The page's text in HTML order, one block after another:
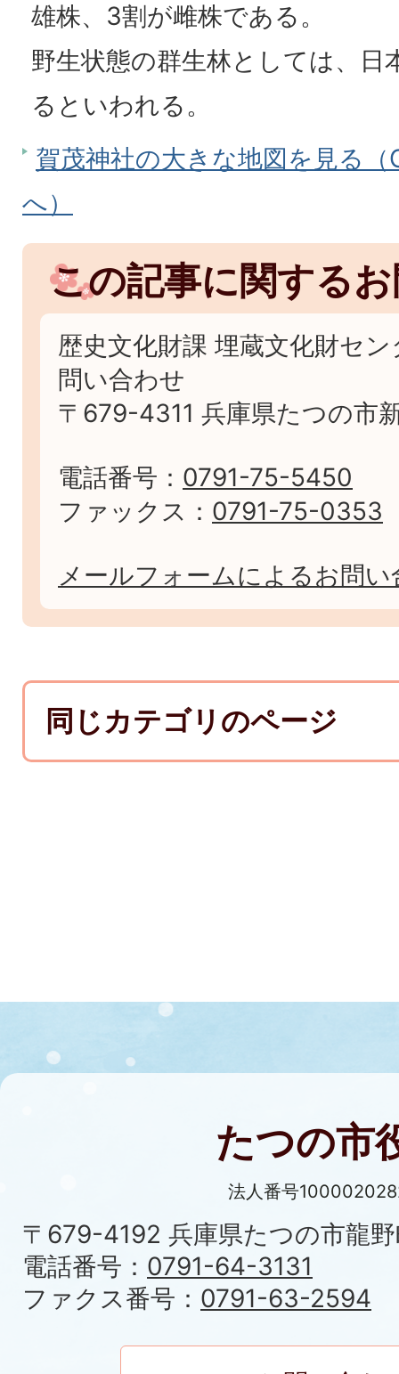
雄株、3割が雌株である。
野生状態の群生林としては、日
るといわれる。
賀茂神社の大きな地図を見る
へ）
この記事に関する
歴史文化財課 埋蔵文化財セ
問い合わせ
〒679-4311 兵庫県たつの市
電話番号： 0791-75-5450
ファックス： 0791-75-0353
メールフォームによるお問い
同じカテゴリのページ
たつの市
法人番号
〒679-4192 兵庫県たつの市龍
電話番号： 0791-64-3131
ファクス番号： 0791-63-2594